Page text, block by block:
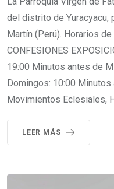
del distrito de Yuracyacu,
Martín (Perú). Horarios
CONFESIONES
19:00 Minutos antes de
Domingos: 10:00
Movimientos Eclesiales,
LEER MÁS